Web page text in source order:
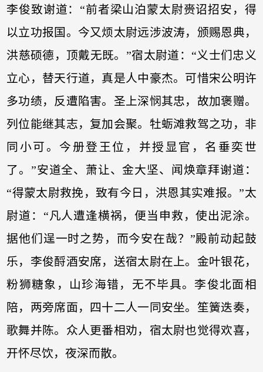
李俊致谢道：“前者梁山泊蒙太尉赍诏招安，得
以立功报国。今又烦太尉远涉波涛，颁赐恩典，
洪慈硕德，顶戴无既。”宿太尉道：“义士们忠义
立心，替天行道，真是人中豪杰。可惜宋公明许
多功绩，反遭陷害。圣上深悯其忠，故加褒赠。
列位能继其志，复加会聚。牡蛎滩救驾之功，非
同小可。今册登王位，并授显官，名垂奕世
了。”安道全、萧让、金大坚、闻焕章拜谢道：
“得蒙太尉救挽，致有今日，洪恩其实难报。”太
尉道：“凡人遭逢横祸，便当申救，使出泥涂。
据他们逞一时之势，而今安在哉？”殿前动起鼓
乐，李俊酹酒安席，送宿太尉在上。金叶银花，
粉狮糖象，山珍海错，无不毕具。李俊北面相
陪，两旁席面，四十二人一同安坐。笙簧迭奏，
歌舞并陈。众人更番相劝，宿太尉也觉得欢喜，
开怀尽饮，夜深而散。